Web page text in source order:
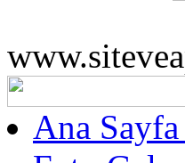
Ana Sayfa